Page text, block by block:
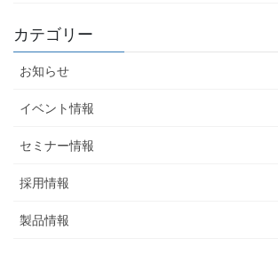
カテゴリー
お知らせ
イベント情報
セミナー情報
採用情報
製品情報